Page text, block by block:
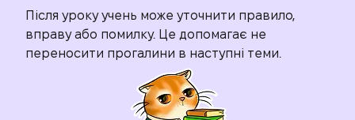
Після уроку учень може уточнити правило,
вправу або помилку. Це допомагає не
переносити прогалини в наступні теми.